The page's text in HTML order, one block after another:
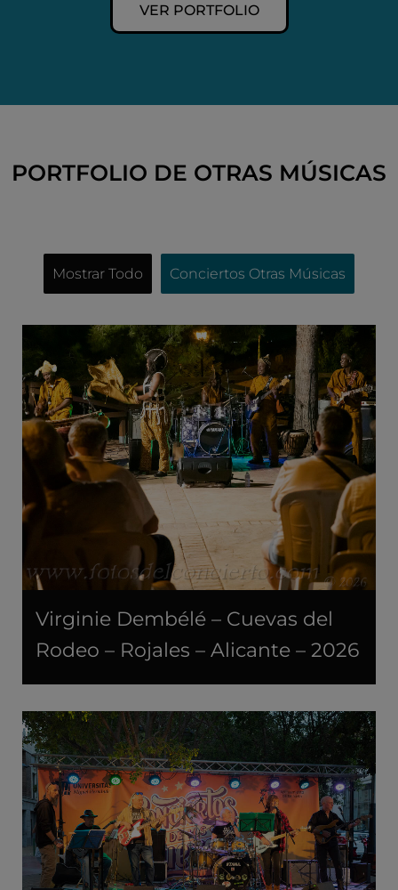
VER PORTFOLIO
PORTFOLIO DE OTRAS MÚSICAS
Mostrar Todo Conciertos Otras Músicas
Virginie Dembélé – Cuevas del
Rodeo – Rojales – Alicante – 2026